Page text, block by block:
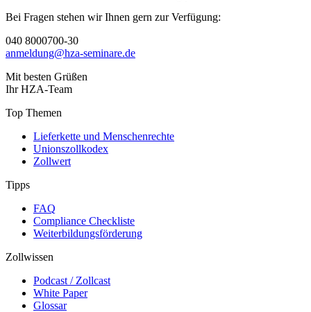
Bei Fragen stehen wir Ihnen gern zur Verfügung:
040 8000700-30
anmeldung@hza-seminare.de
Mit besten Grüßen
Ihr HZA-Team
Top Themen
Lieferkette und Menschenrechte
Unionszollkodex
Zollwert
Tipps
FAQ
Compliance Checkliste
Weiterbildungsförderung
Zollwissen
Podcast / Zollcast
White Paper
Glossar